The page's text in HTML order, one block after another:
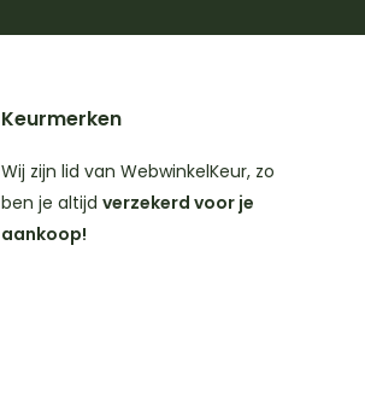
Keurmerken
Wij zijn lid van WebwinkelKeur, zo
ben je altijd verzekerd voor je
aankoop!